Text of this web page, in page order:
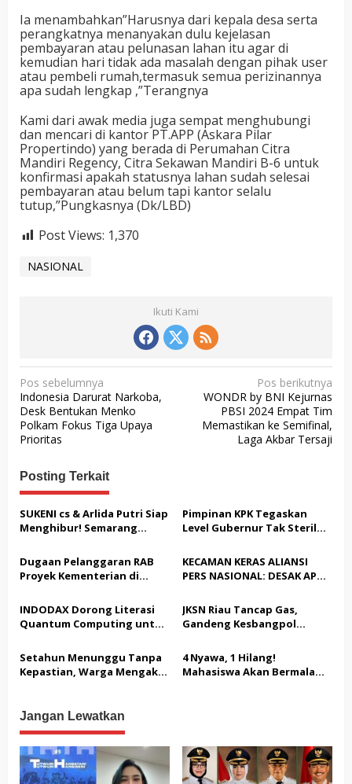
Ia menambahkan”Harusnya dari kepala desa serta
perangkatnya menanyakan dulu kejelasan
pembayaran atau pelunasan lahan itu agar di
kemudian hari tidak ada masalah dengan pihak user
atau pembeli rumah,termasuk semua perizinannya
apa sudah lengkap ,”Terangnya
Kami dari awak media juga sempat menghubungi
dan mencari di kantor PT.APP (Askara Pilar
Propertindo) yang berada di Perumahan Citra
Mandiri Regency, Citra Sekawan Mandiri B-6 untuk
konfirmasi apakah statusnya lahan sudah selesai
pembayaran atau belum tapi kantor selalu
tutup,”Pungkasnya (Dk/LBD)
Post Views: 1,370
NASIONAL
Ikuti Kami
N
a
v
i
g
a
s
i
p
o
s
Pos sebelumnya
Indonesia Darurat Narkoba,
Desk Bentukan Menko
Polkam Fokus Tiga Upaya
Prioritas
Pos berikutnya
WONDR by BNI Kejurnas
PBSI 2024 Empat Tim
Memastikan ke Semifinal,
Laga Akbar Tersaji
Posting Terkait
SUKENI cs & Arlida Putri Siap
Menghibur! Semarang
Akbar “Back On Track” 2026–
2029
Pimpinan KPK Tegaskan
Level Gubernur Tak Steril
Cukup, Bukan Dilindungi
Dugaan Pelanggaran RAB
Proyek Kementerian di
Nasionaldetik.com Desak
Tindakan Tegas
KECAMAN KERAS ALIANSI
PERS NASIONAL: DESAK APH
TERHADAP JURNALIS DAN
USUT TUNTAS GURITA
PUNGLI BERJAMAAH SERTA
KEPALA DINAS PENDIDIKAN
INDODAX Dorong Literasi
Quantum Computing untuk
Blockchain
JKSN Riau Tancap Gas,
Gandeng Kesbangpol
Kebangsaan dan Moderasi
Beragama
Setahun Menunggu Tanpa
Kepastian, Warga Mengaku
4 Nyawa, 1 Hilang!
Mahasiswa Akan Bermalam
Jangan Lewatkan